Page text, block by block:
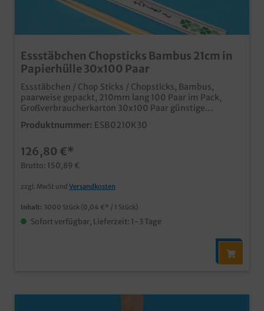
Essstäbchen Chopsticks Bambus 21cm in
Papierhülle 30x100 Paar
Essstäbchen / Chop Sticks / Chopsticks, Bambus,
paarweise gepackt, 210mm lang 100 Paar im Pack,
Großverbraucherkarton 30x100 Paar günstige
Großverbrauchereinheit für asiatische
Imbissbetriebe und Bistros umweltfreundlich aus
individuell bedruckt werden, fragen Sie einfach
unseren Kundenservice
Produktnummer: ESB0210K30
126,80 €*
Brutto: 150,89 €
zzgl. MwSt und Versandkosten
Inhalt: 3000 Stück (0,04 €* / 1 Stück)
Sofort verfügbar, Lieferzeit: 1-3 Tage